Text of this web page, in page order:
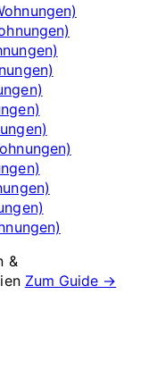
&
Zum Guide →